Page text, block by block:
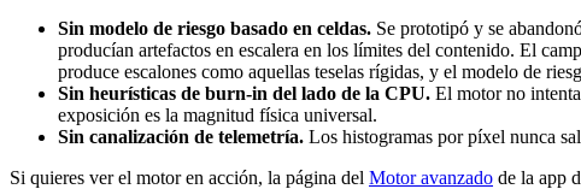
Sin modelo de riesgo basado en celdas. Se prototipó y se
producían artefactos en escalera en los límites del contenido. El
produce escalones como aquellas teselas rígidas, y el modelo de
Sin heurísticas de burn-in del lado de la CPU. El motor no
exposición es la magnitud física universal.
Sin canalización de telemetría. Los histogramas por píxel nunca
Si quieres ver el motor en acción, la página del Motor avanzado de la app